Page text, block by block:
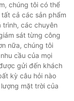
chúng tôi có thể
cả các sản phẩm
trình, các chuyên
sát từng công
nữa, chúng tôi
cầu của mọi
gửi đến khách
kỳ câu hỏi nào
mặt trời của